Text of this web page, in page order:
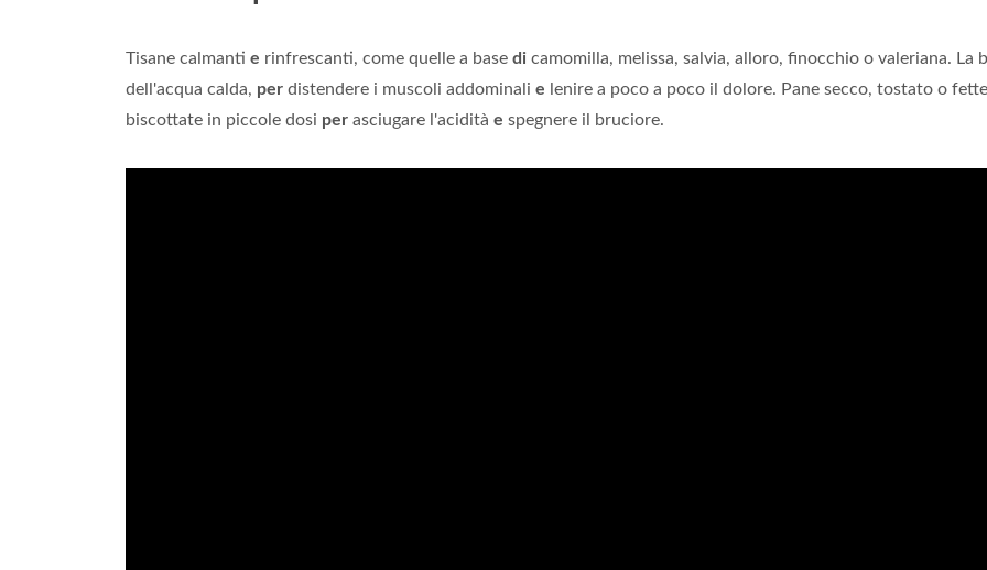
Tisane calmanti e rinfrescanti, come quelle a base di camomilla, melissa, salvia, alloro, finocchio o valeriana. La
dell'acqua calda, per distendere i muscoli addominali e lenire a poco a poco il dolore. Pane secco, tostato o fette
biscottate in piccole dosi per asciugare l'acidità e spegnere il bruciore.